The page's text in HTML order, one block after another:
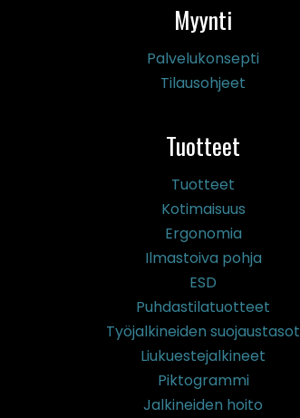
Myynti
Palvelukonsepti
Tilausohjeet
Tuotteet
Tuotteet
Kotimaisuus
Ergonomia
Ilmastoiva pohja
ESD
Puhdastilatuotteet
Työjalkineiden suojaustasot
Liukuestejalkineet
Piktogrammi
Jalkineiden hoito